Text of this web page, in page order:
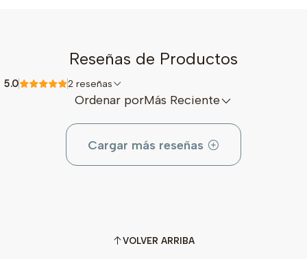
Reseñas de Productos
5.0 2 reseñas
Ordenar porMás Reciente
Cargar más reseñas
VOLVER ARRIBA